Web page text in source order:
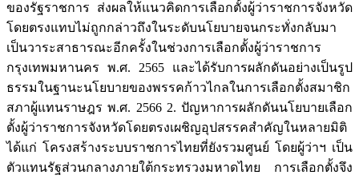
ของรัฐราชการ ส่งผลให้แนวคิดการเลือกตั้งผู้ว่าราชการจังหวัด
โดยตรงแทบไม่ถูกกล่าวถึงในระดับนโยบายจนกระทั่งกลับมา
เป็นวาระสาธารณะอีกครั้งในช่วงการเลือกตั้งผู้ว่าราชการ
กรุงเทพมหานคร พ.ศ. 2565 และได้รับการผลักดันอย่างเป็นรูป
ธรรมในฐานะนโยบายของพรรคก้าวไกลในการเลือกตั้งสมาชิก
สภาผู้แทนราษฎร พ.ศ. 2566 2. ปัญหาการผลักดันนโยบายเลือก
ตั้งผู้ว่าราชการจังหวัดโดยตรงเผชิญอุปสรรคสำคัญในหลายมิติ
ได้แก่ โครงสร้างระบบราชการไทยที่ยังรวมศูนย์ โดยผู้ว่าฯ เป็น
ตัวแทนรัฐส่วนกลางภายใต้กระทรวงมหาดไทย การเลือกตั้งจึง